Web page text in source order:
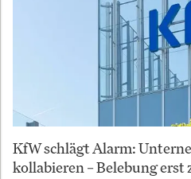
KfW schlägt Alarm:
kollabieren – Belebung erst